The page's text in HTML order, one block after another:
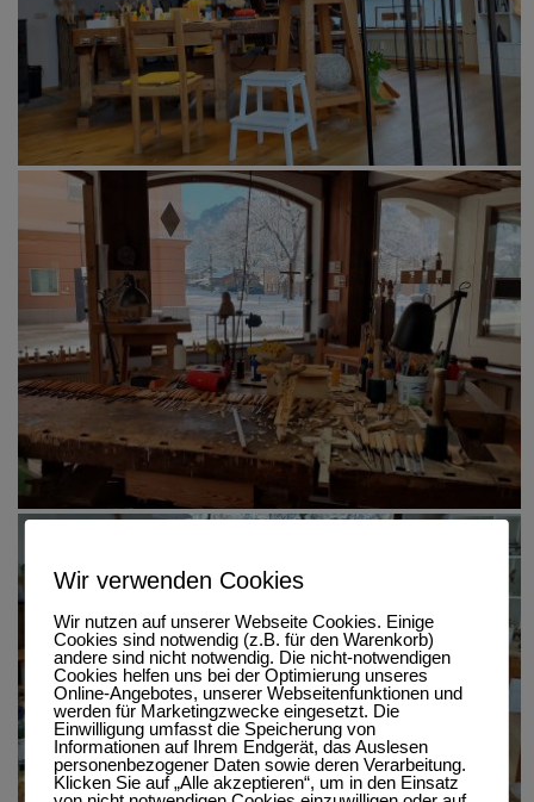
Wir verwenden Cookies
Wir nutzen auf unserer Webseite Cookies. Einige
Cookies sind notwendig (z.B. für den Warenkorb)
andere sind nicht notwendig. Die nicht-notwendigen
Cookies helfen uns bei der Optimierung unseres
Online-Angebotes, unserer Webseitenfunktionen und
werden für Marketingzwecke eingesetzt. Die
Einwilligung umfasst die Speicherung von
Informationen auf Ihrem Endgerät, das Auslesen
personenbezogener Daten sowie deren Verarbeitung.
Klicken Sie auf „Alle akzeptieren“, um in den Einsatz